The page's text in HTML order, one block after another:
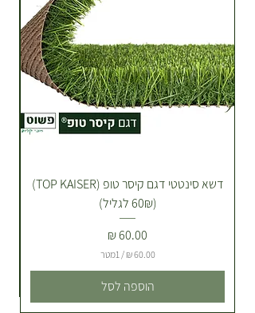
דשא סינטטי דגם קיסר טופ (TOP KAISER)
(60₪ לגליל)
מחיר
‏60.00 ‏₪
/1מטר
0
.
הוספה לסל
בהתאם למרחק ע"פ מחירון הובלות
של מובילים חיצוניים עם רכב מסחרי
גדול. לקבלת מחירון הובלות לאירועים
יש ליצור קשר. זמן הגעה עד 7 ימי
עסקים אלא אם סוכם בטלפון אחרת.
בהתאם לתקנון אם הלקוח לא בבית
ההזמנה תחכה מחוץ לדלת. *הובלה
ייצרו עמכם קשר טלפוני לתיאום. ניתן
להזמין משלוח ליום אחרי בתיאום
מראש באיזור רעננה כפר סבא. *לא
ניתן לתאם שעת הגעה ספציפית של
השליח! ניתן לברר ערב לפני יום
המשלוח שלך לגבי צפי לטווח שעות
מצומצם להגעה אליך :) מהי מדיניות